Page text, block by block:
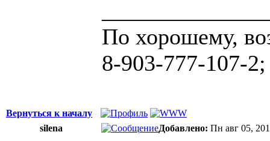
По хорошему,
8-903-777-107-
Вернуться к началу
silena
Добавлено: Пн авг 05,